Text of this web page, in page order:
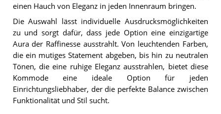
einen Hauch von Eleganz in jeden Innenraum bringen.
Die Auswahl lässt individuelle Ausdrucksmöglichkeiten
zu und sorgt dafür, dass jede Option eine einzigartige
Aura der Raffinesse ausstrahlt. Von leuchtenden Farben,
die ein mutiges Statement abgeben, bis hin zu neutralen
Tönen, die eine ruhige Eleganz ausstrahlen, bietet diese
Kommode eine ideale Option für jeden
Einrichtungsliebhaber, der die perfekte Balance zwischen
Funktionalität und Stil sucht.